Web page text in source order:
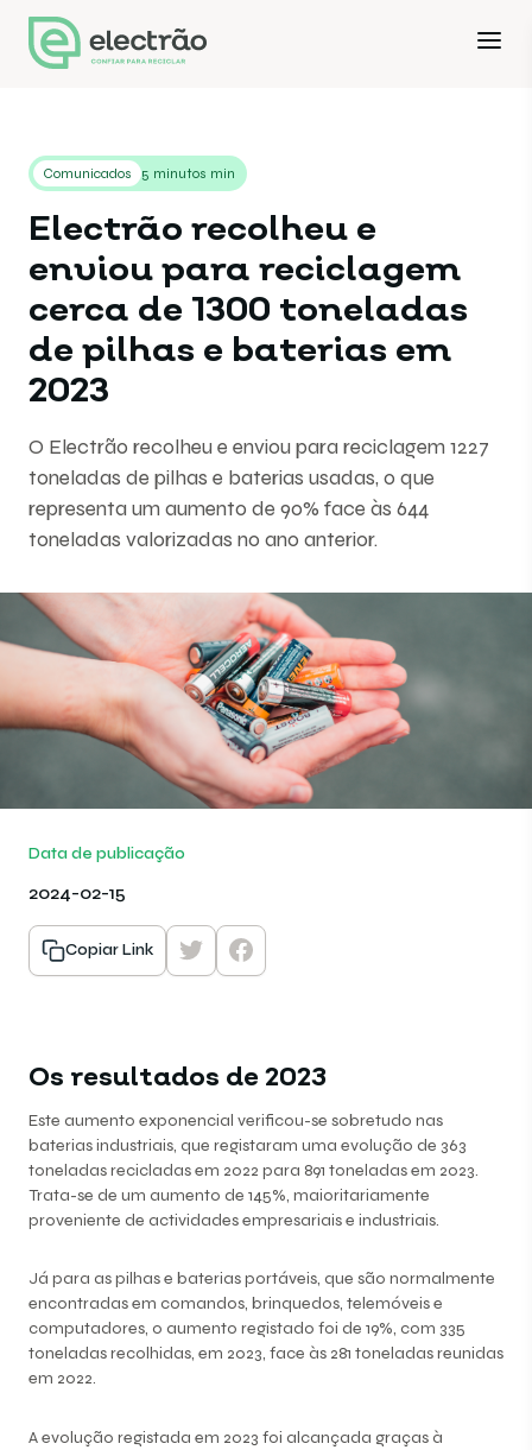
Comunicados 5 minutos min
Electrão recolheu e
enviou para reciclagem
cerca de 1300 toneladas
de pilhas e baterias em
2023
O Electrão recolheu e enviou para reciclagem 1227
toneladas de pilhas e baterias usadas, o que
representa um aumento de 90% face às 644
toneladas valorizadas no ano anterior.
Data de publicação
2024-02-15
Copiar Link
Os resultados de 2023
Este aumento exponencial verificou-se sobretudo nas
baterias industriais, que registaram uma evolução de 363
toneladas recicladas em 2022 para 891 toneladas em 2023.
Trata-se de um aumento de 145%, maioritariamente
proveniente de actividades empresariais e industriais.
Já para as pilhas e baterias portáveis, que são normalmente
encontradas em comandos, brinquedos, telemóveis e
computadores, o aumento registado foi de 19%, com 335
toneladas recolhidas, em 2023, face às 281 toneladas reunidas
em 2022.
A evolução registada em 2023 foi alcançada graças à